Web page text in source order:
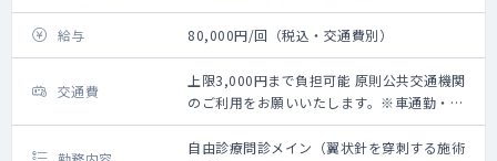
給与 80,000円/回（税込・交通費別）
交通費
上限3,000円まで負担可能 原則公共交通機関
のご利用をお願いいたします。※車通勤・タ
クシー利用要相談
自由診療問診メイン（翼状針を穿刺する施術